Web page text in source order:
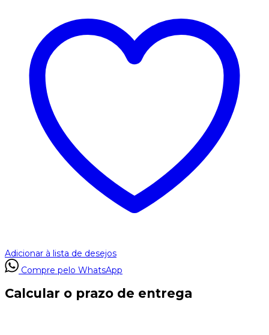
Adicionar à lista de desejos
Compre pelo WhatsApp
Calcular o prazo de entrega